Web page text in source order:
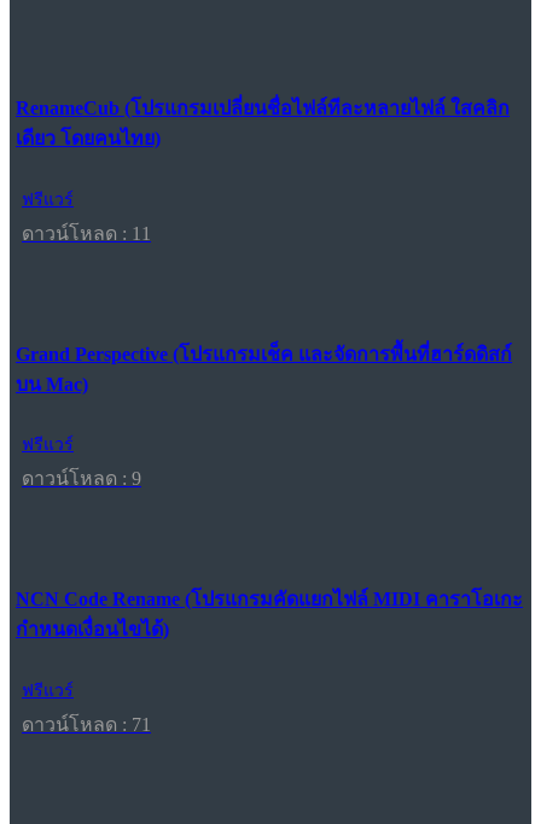
RenameCub (โปรแกรมเปลี่ยนชื่อไฟล์ทีละหลายไฟล์ ใสคลิก
เดียว โดยคนไทย)
ฟรีแวร์
ดาวน์โหลด : 11
Grand Perspective (โปรแกรมเช็ค และจัดการพื้นที่ฮาร์ดดิสก์
บน Mac)
ฟรีแวร์
ดาวน์โหลด : 9
NCN Code Rename (โปรแกรมคัดแยกไฟล์ MIDI คาราโอเกะ
กำหนดเงื่อนไขได้)
ฟรีแวร์
ดาวน์โหลด : 71